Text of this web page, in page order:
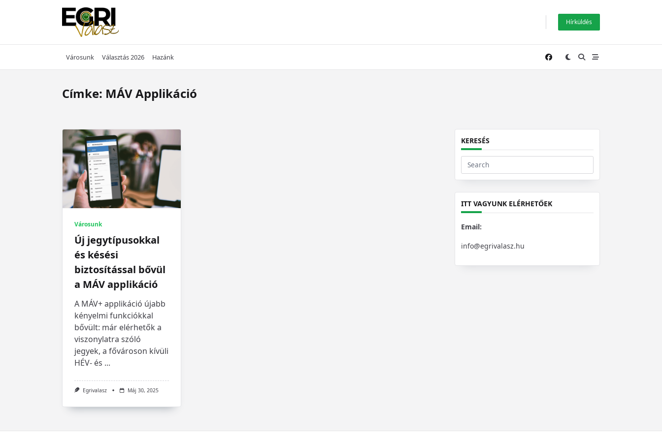
Hírküldés
Városunk Választás 2026 Hazánk
Címke: MÁV Applikáció
Városunk
Új jegytípusokkal
és késési
biztosítással bővül
a MÁV applikáció
A MÁV+ applikáció újabb
kényelmi funkciókkal
bővült: már elérhetők a
viszonylatra szóló
jegyek, a fővároson kívüli
HÉV- és ...
Egrivalasz Máj 30, 2025
KERESÉS
Search
for:
ITT VAGYUNK ELÉRHETŐEK
Email:
info@egrivalasz.hu